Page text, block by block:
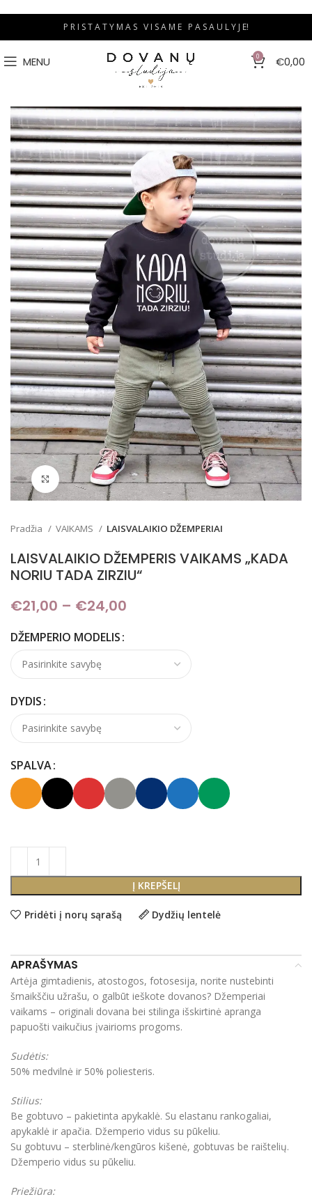
P R I S T A T Y M A S V I S A M E P A S A U L Y J E!
MENU 0 €0,00
Padidinti
Pradžia VAIKAMS LAISVALAIKIO DŽEMPERIAI
LAISVALAIKIO DŽEMPERIS VAIKAMS „KADA
NORIU TADA ZIRZIU“
€21,00 – €24,00
DŽEMPERIO MODELIS
DYDIS
SPALVA
Į KREPŠELĮ
Pridėti į norų sąrašą Dydžių lentelė
APRAŠYMAS
Artėja gimtadienis, atostogos, fotosesija, norite nustebinti
šmaikščiu užrašu, o galbūt ieškote dovanos? Džemperiai
vaikams – originali dovana bei stilinga išskirtinė apranga
papuošti vaikučius įvairioms progoms.
Sudėtis:
50% medvilnė ir 50% poliesteris.
Stilius:
Be gobtuvo – pakietinta apykaklė. Su elastanu rankogaliai,
apykaklė ir apačia. Džemperio vidus su pūkeliu.
Su gobtuvu – sterblinė/kengūros kišenė, gobtuvas be raištelių.
Džemperio vidus su pūkeliu.
Priežiūra: